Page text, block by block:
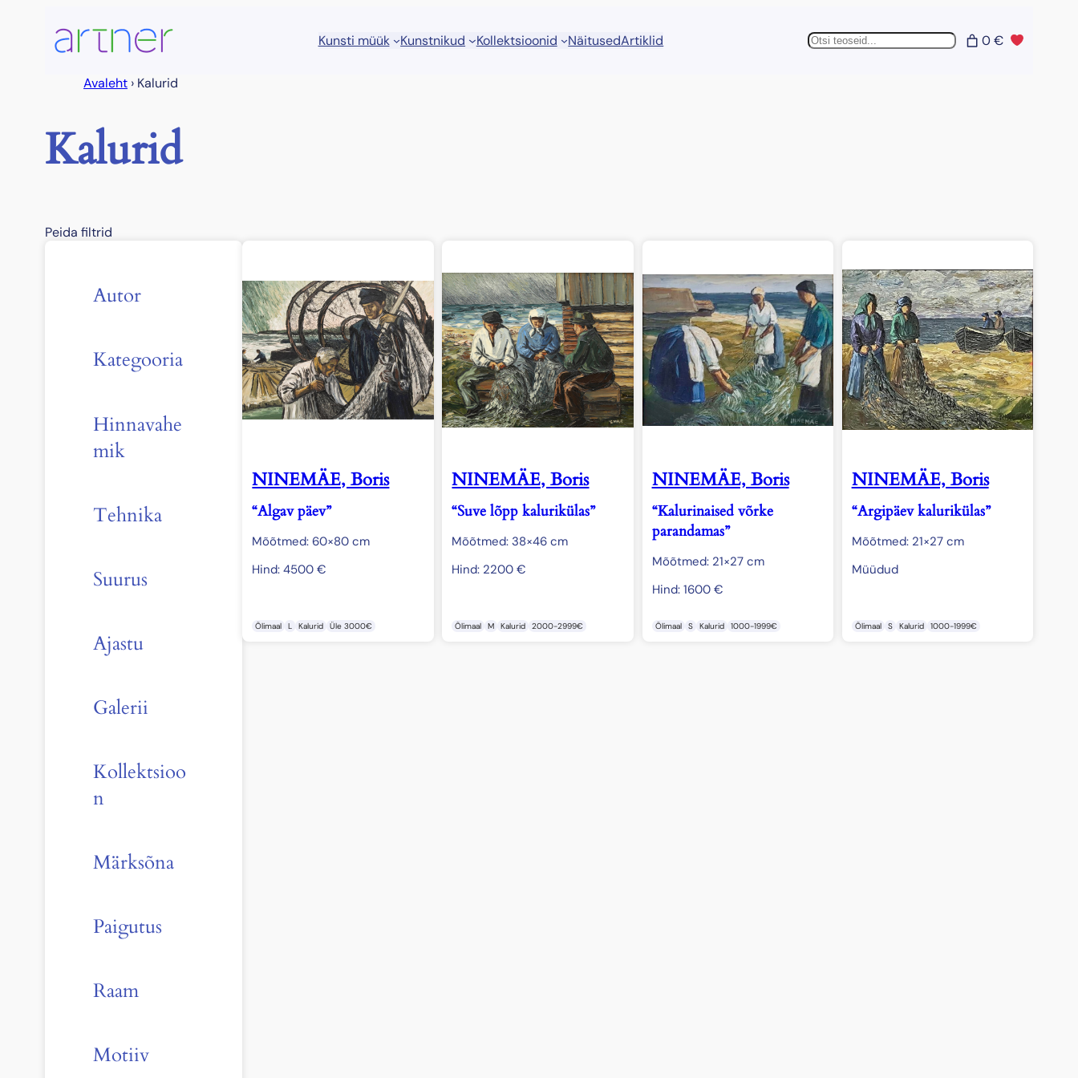
Kunsti müük Kunstnikud Kollektsioonid NäitusedArtiklid Otsing 0 €
Avaleht › Kalurid
Kalurid
Peida filtrid
Autor
Kategooria
Hinnavahe
mik
Tehnika
Suurus
Ajastu
Galerii
Kollektsioo
n
Märksõna
Paigutus
Raam
Motiiv
NINEMÄE, Boris
“Algav päev”
Mõõtmed: 60×80 cm
Hind:4500€
Õlimaal L Kalurid Üle 3000€
NINEMÄE, Boris
“Suve lõpp kalurikülas”
Mõõtmed: 38×46 cm
Hind: 2200€
Õlimaal M Kalurid 2000-2999€
NINEMÄE, Boris
“Kalurinaised võrke
parandamas”
Mõõtmed: 21×27 cm
Hind: 1600 €
Õlimaal S Kalurid 1000-1999€
NINEMÄE, Boris
“Argipäev kalurikülas”
Mõõtmed: 21×27 cm
Müüdud
Õlimaal S Kalurid 1000-1999€